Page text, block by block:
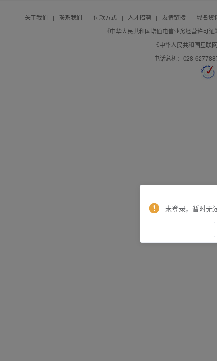
关于我们 | 联系我们 | 付款方式 | 人才招聘 | 友情链接 |
域名资
《中华人民共和国增值电信业务经营许可
《中华人民共和国互联
电话总机：028-
未登录，暂时无